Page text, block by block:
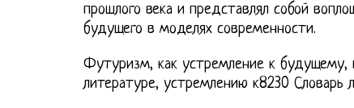
прошлого века и представлял собой
будущего в моделях современности.
Футуризм, как устремление к будущему,
литературе, устремлению к8230 Словарь